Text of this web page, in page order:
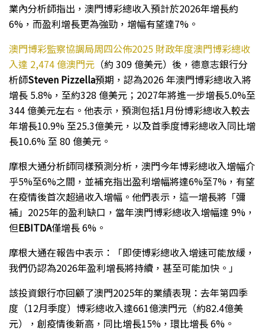
業內分析師指出，澳門博彩總收入預計於2026年增長約
6%，而盈利增長更為強勁，增幅有望達7%。
澳門博彩監察協調局周四公佈2025 財政年度澳門博彩總收
入達 2,474 億澳門元 （約 309 億美元）後，德意志銀行分
析師Steven Pizzella預期，認為2026 年澳門博彩總收入將
增長 5.8%，至約328 億美元；2027年將進一步增長5.0%至
344 億美元左右。他表示，預測包括1月份博彩總收入較去
年增長10.9% 至25.3億美元，以及首季度博彩總收入同比增
長10.6% 至 80 億美元。
摩根大通分析師同樣預測分析，澳門今年博彩總收入增幅介
乎5%至6%之間，並補充指出盈利增幅將達6%至7%，有望
在疫情後首次超過收入增幅。他們表示，這一增長將「彌
補」2025年的盈利缺口，當年澳門博彩總收入增幅達 9%，
但EBITDA僅增長 6%。
摩根大通在報告中表示：「即使博彩總收入增速可能放緩，
我們仍認為2026年盈利增長將持續，甚至可能加快。」
該投資銀行亦回顧了澳門2025年的業績表現：去年第四季
度（12月季度）博彩總收入達661億澳門元（約82.4億美
元），創疫情後新高，同比增長15%，環比增長 6%。